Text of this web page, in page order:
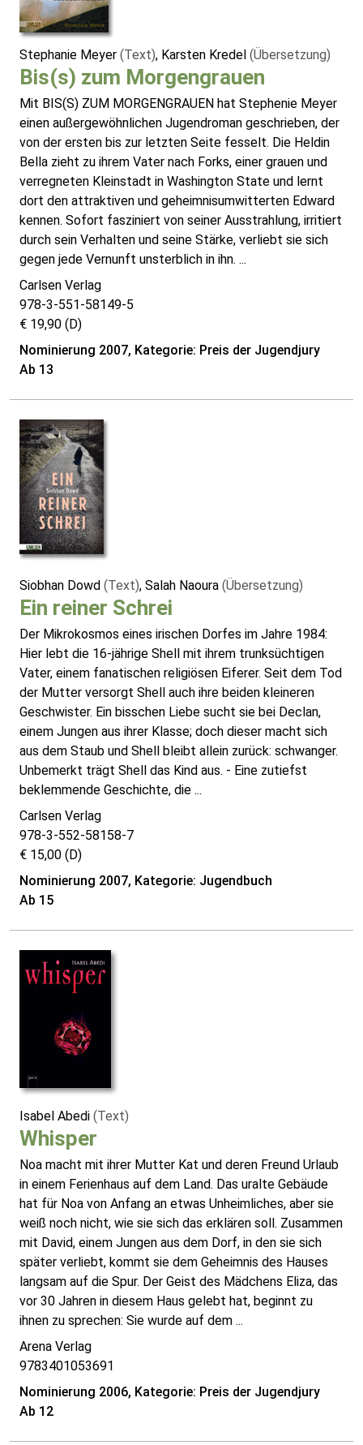
Stephanie Meyer (Text), Karsten Kredel (Übersetzung)
Bis(s) zum Morgengrauen
Mit BIS(S) ZUM MORGENGRAUEN hat Stephenie Meyer
einen außergewöhnlichen Jugendroman geschrieben, der
von der ersten bis zur letzten Seite fesselt. Die Heldin
Bella zieht zu ihrem Vater nach Forks, einer grauen und
verregneten Kleinstadt in Washington State und lernt
dort den attraktiven und geheimnisumwitterten Edward
kennen. Sofort fasziniert von seiner Ausstrahlung, irritiert
durch sein Verhalten und seine Stärke, verliebt sie sich
gegen jede Vernunft unsterblich in ihn. ...
Carlsen Verlag
978-3-551-58149-5
€ 19,90 (D)
Nominierung 2007, Kategorie: Preis der Jugendjury
Ab 13
Siobhan Dowd (Text), Salah Naoura (Übersetzung)
Ein reiner Schrei
Der Mikrokosmos eines irischen Dorfes im Jahre 1984:
Hier lebt die 16-jährige Shell mit ihrem trunksüchtigen
Vater, einem fanatischen religiösen Eiferer. Seit dem Tod
der Mutter versorgt Shell auch ihre beiden kleineren
Geschwister. Ein bisschen Liebe sucht sie bei Declan,
einem Jungen aus ihrer Klasse; doch dieser macht sich
aus dem Staub und Shell bleibt allein zurück: schwanger.
Unbemerkt trägt Shell das Kind aus. - Eine zutiefst
beklemmende Geschichte, die ...
Carlsen Verlag
978-3-552-58158-7
€ 15,00 (D)
Nominierung 2007, Kategorie: Jugendbuch
Ab 15
Isabel Abedi (Text)
Whisper
Noa macht mit ihrer Mutter Kat und deren Freund Urlaub
in einem Ferienhaus auf dem Land. Das uralte Gebäude
hat für Noa von Anfang an etwas Unheimliches, aber sie
weiß noch nicht, wie sie sich das erklären soll. Zusammen
mit David, einem Jungen aus dem Dorf, in den sie sich
später verliebt, kommt sie dem Geheimnis des Hauses
langsam auf die Spur. Der Geist des Mädchens Eliza, das
vor 30 Jahren in diesem Haus gelebt hat, beginnt zu
ihnen zu sprechen: Sie wurde auf dem ...
Arena Verlag
9783401053691
Nominierung 2006, Kategorie: Preis der Jugendjury
Ab 12